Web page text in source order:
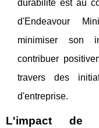
durabilité est au
d'Endeavour
minimiser son
contribuer
travers des
d'entreprise.
L'impact de